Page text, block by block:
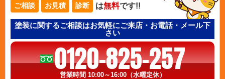
ご相談 お見積 診断 は無料です!!
塗装に関するご相談はお気軽にご来店・お電話・メール下
さい
0120-825-257
営業時間 10:00～16:00（水曜定休）